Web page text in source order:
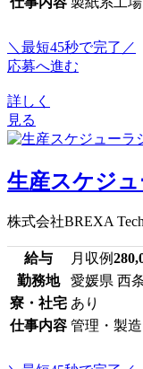
＼最短45秒で完了／
応募へ進む
詳しく
見る
生産スケジ
株式会社BREXA
給与 月収例
勤務地
愛媛県 西
寮・社宅 あり
仕事内容 管理・製